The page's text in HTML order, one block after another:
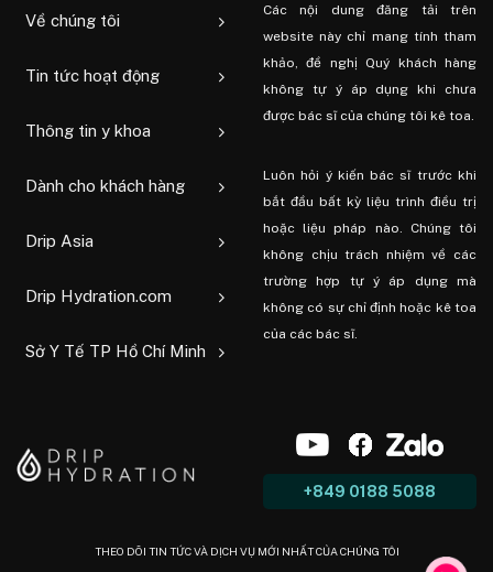
Về chúng tôi
Tin tức hoạt động
Thông tin y khoa
Dành cho khách hàng
Drip Asia
Drip Hydration.com
Sở Y Tế TP Hồ Chí Minh
Các nội dung đăng tải trên
website này chỉ mang tính tham
khảo, đề nghị Quý khách hàng
không tự ý áp dụng khi chưa
được bác sĩ của chúng tôi kê toa.
Luôn hỏi ý kiến ​​bác sĩ trước khi
bắt đầu bất kỳ liệu trình điều trị
hoặc liệu pháp nào. Chúng tôi
không chịu trách nhiệm về các
trường hợp tự ý áp dụng mà
không có sự chỉ định hoặc kê toa
của các bác sĩ.
+849 0188 5088
THEO DÕI TIN TỨC VÀ DỊCH VỤ MỚI NHẤT CỦA CHÚNG TÔI